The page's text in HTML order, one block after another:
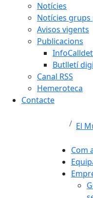
Notícies
Notícies grups
Avisos vigents
Publicacions
Butlletí
Canal RSS
Hemeroteca
Contacte
El
Com